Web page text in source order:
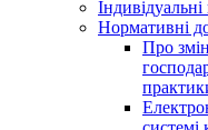
Нормативні
Про